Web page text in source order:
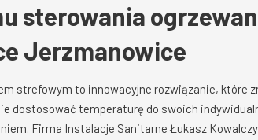
sterowania
Jerzmanowice
strefowym to innowacyjne rozwiązanie, które
dostosować temperaturę do swoich
Firma Instalacje Sanitarne Łukasz